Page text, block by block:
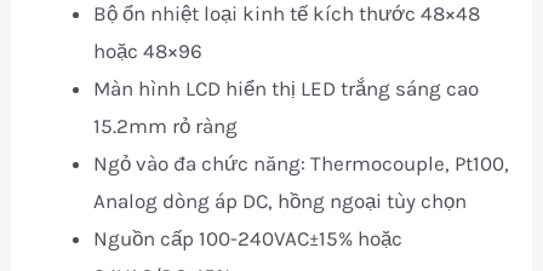
Bộ ổn nhiệt loại kinh tế kích thước 48×48
hoặc 48×96
Màn hình LCD hiển thị LED trắng sáng cao
15.2mm rỏ ràng
Ngỏ vào đa chức năng: Thermocouple, Pt100,
Analog dòng áp DC, hồng ngoại tùy chọn
Nguồn cấp 100-240VAC±15% hoặc